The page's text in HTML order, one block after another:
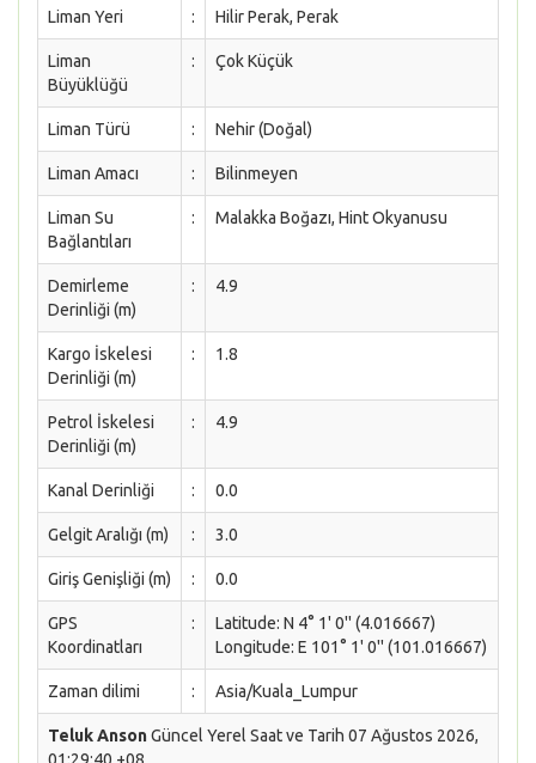
Liman Yeri : Hilir Perak, Perak
Liman
Büyüklüğü
: Çok Küçük
Liman Türü : Nehir (Doğal)
Liman Amacı : Bilinmeyen
Liman Su
Bağlantıları
: Malakka Boğazı, Hint Okyanusu
Demirleme
Derinliği (m)
: 4.9
Kargo İskelesi
Derinliği (m)
: 1.8
Petrol İskelesi
Derinliği (m)
: 4.9
Kanal Derinliği : 0.0
Gelgit Aralığı (m) : 3.0
Giriş Genişliği (m) : 0.0
GPS
Koordinatları
:
Latitude: N 4° 1' 0'' (4.016667)
Longitude: E 101° 1' 0'' (101.016667)
Zaman dilimi : Asia/Kuala_Lumpur
Teluk AnsonGüncel Yerel Saat ve Tarih 07 Ağustos 2026,